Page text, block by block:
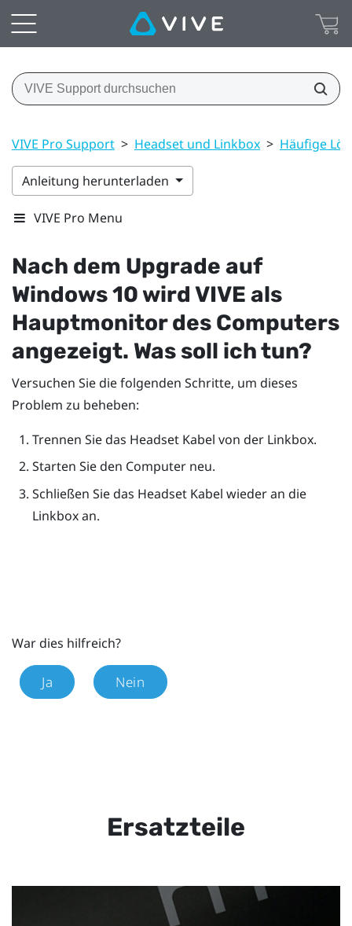
VIVE Pro Support > Headset und Linkbox > Häufige
Anleitung herunterladen
VIVE Pro Menu
Nach dem Upgrade auf
Windows10 wird VIVE als
Hauptmonitor des Computers
angezeigt. Was soll ich tun?
Versuchen Sie die folgenden Schritte, um dieses
Problem zu beheben:
Trennen Sie das Headset Kabel von der Linkbox.
Starten Sie den Computer neu.
Schließen Sie das Headset Kabel wieder an die
Linkbox an.
War dies hilfreich?
Ja Nein
Ersatzteile